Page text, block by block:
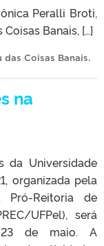
Peralli Broti,
Banais, […]
das Coisas Banais.
na
da Universidade
organizada pela
Reitoria de
UFPel), será
de maio. A